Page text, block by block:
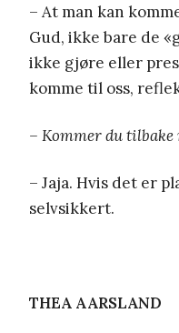
– At man kan
Gud, ikke bare de
ikke gjøre eller
komme til oss,
– Kommer du tilbake
– Jaja. Hvis det er
selvsikkert.
THEA AARSLAND